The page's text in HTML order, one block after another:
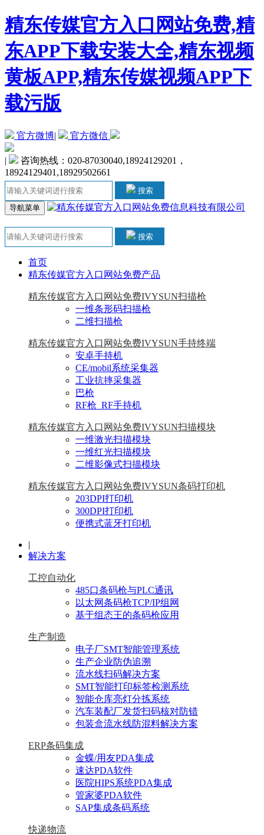
精东传媒官方入口网站免费,精
东APP下载安装大全,精东视频
黄板APP,精东传媒视频APP下
载污版
官方微博| 官方微信
|
咨询热线：020-87030040,18924129201，
18924129401,18929502661
搜索
导航菜单
搜索
首页
精东传媒官方入口网站免费产品
精东传媒官方入口网站免费IVYSUN扫描枪
一维条形码扫描枪
二维扫描枪
精东传媒官方入口网站免费IVYSUN手持终端
安卓手持机
CE/mobil系统采集器
工业抗摔采集器
巴枪
RF枪_RF手持机
精东传媒官方入口网站免费IVYSUN扫描模块
一维激光扫描模块
一维红光扫描模块
二维影像式扫描模块
精东传媒官方入口网站免费IVYSUN条码打印机
203DPI打印机
300DPI打印机
便携式蓝牙打印机
|
解决方案
工控自动化
485口条码枪与PLC通讯
以太网条码枪TCP/IP组网
基于组态王的条码枪应用
生产制造
电子厂SMT智能管理系统
生产企业防伪追溯
流水线扫码解决方案
SMT智能打印标签检测系统
智能仓库亮灯分拣系统
汽车装配厂发货扫码核对防错
包装盒流水线防混料解决方案
ERP条码集成
金蝶/用友PDA集成
速达PDA软件
医院HIPS系统PDA集成
管家婆PDA软件
SAP集成条码系统
快递物流